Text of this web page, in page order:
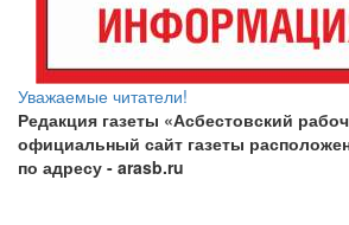
Уважаемые читатели!
Редакция газеты «Асбестовский
официальный сайт газеты
по адресу - arasb.ru